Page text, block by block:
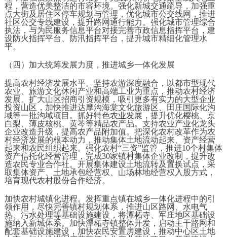
程，营造优美整洁的市容环境。强化新城交通疏导，加强重
点大街及居住区停车规划与管理，优化城市公交线网，推进
社区公交专线建设，提升路网通行能力。强化城市管理综合
执法，与为民服务信息平台对接完善市政信息指挥平台，建
设防火指挥平台、防汛指挥平台，提升城市精细化管理水
平。
（四）加大统筹发展力度，推进城乡一体化发展
提高农村经济发展水平。坚持农游深度融合，以都市型现代
农业、旅游文化休闲产业和高端工业为重点，推动农村经济
发展。扩大山区招商引资规模，吸引更多有实力的大型企业
投资山区，加快推进达摩沟海棠文化旅游区、田庄国际化沟
域等一批沟域项目。抓好特色农业发展，提升优化樱桃、京
白梨、薄皮核桃、黄芩等精品农产品。支持农业产业化龙头
企业改造升级，提高农产品附加值。把深化农村改革作为农
村经济发展的根本动力，推动集体土地流动起来、资产经营
起来和农民组织起来。强化农村“三资”监管，推进10个村集体
资产信托化经营管理，完成30家镇村集体企业改制，提升改
造农民专业合作社。开展集体建设土地流转及置换试点，采
取集体资产、土地承包经营权、山场林地经营权入股方式，
培育现代农村股份合作经济。
加快农村城镇化进程。发挥重点镇在城乡一体化进程中的引
领作用，尽快完善镇村规划体系，推进山区路网、水电气
热、污水处理等基础设施建设，将潭柘寺、军庄地区基础设
施纳入新城体系。加快潭柘寺镇整体开发，启动主干路网和
配套基础设施建设，加快农民安置房建设，推动中心区土地